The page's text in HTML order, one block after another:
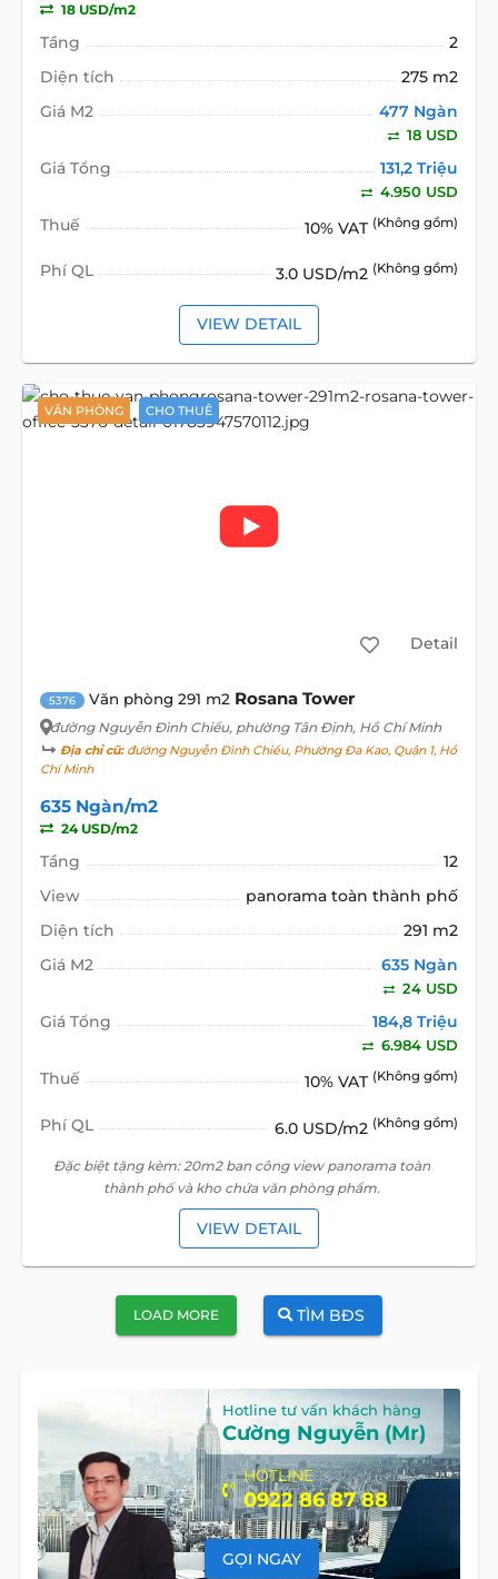
18 USD/m2
Tầng
2
Diện tích
275 m2
Giá M2
477 Ngàn
18 USD
Giá Tổng 131,2 Triệu
4.950 USD
Thuế 10% VAT (Không gồm)
Phí QL 3.0 USD/m2 (Không gồm)
VIEW DETAIL
VĂN PHÒNG CHO THUÊ
Detail
5376 Văn phòng 291 m2 Rosana Tower
đường Nguyễn Đình Chiểu, phường Tân Định, Hồ Chí Minh
Địa chỉ cũ:đường Nguyễn Đình Chiểu, Phường Đa Kao, Quận 1, Hồ
Chí Minh
635 Ngàn/m2
24 USD/m2
Tầng
12
View
panorama toàn thành phố
Diện tích
291 m2
Giá M2
635 Ngàn
24 USD
Giá Tổng 184,8 Triệu
6.984 USD
Thuế 10% VAT (Không gồm)
Phí QL 6.0 USD/m2 (Không gồm)
Đặc biệt tặng kèm: 20m2 ban công view panorama toàn
thành phố và kho chứa văn phòng phẩm.
VIEW DETAIL
LOAD MORE TÌM BĐS
Hotline tư vấn khách hàng
Cường Nguyễn (Mr)
HOTLINE
0922 86 87 88
GỌI NGAY